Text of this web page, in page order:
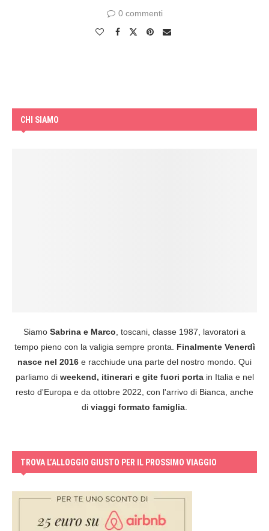
0 commenti
CHI SIAMO
Siamo Sabrina e Marco, toscani, classe 1987, lavoratori a
tempo pieno con la valigia sempre pronta. Finalmente Venerdì
nasce nel 2016 e racchiude una parte del nostro mondo. Qui
parliamo di weekend, itinerari e gite fuori portain Italia e nel
resto d'Europa e da ottobre 2022, con l'arrivo di Bianca, anche
di viaggi formato famiglia.
TROVA L’ALLOGGIO GIUSTO PER IL PROSSIMO VIAGGIO